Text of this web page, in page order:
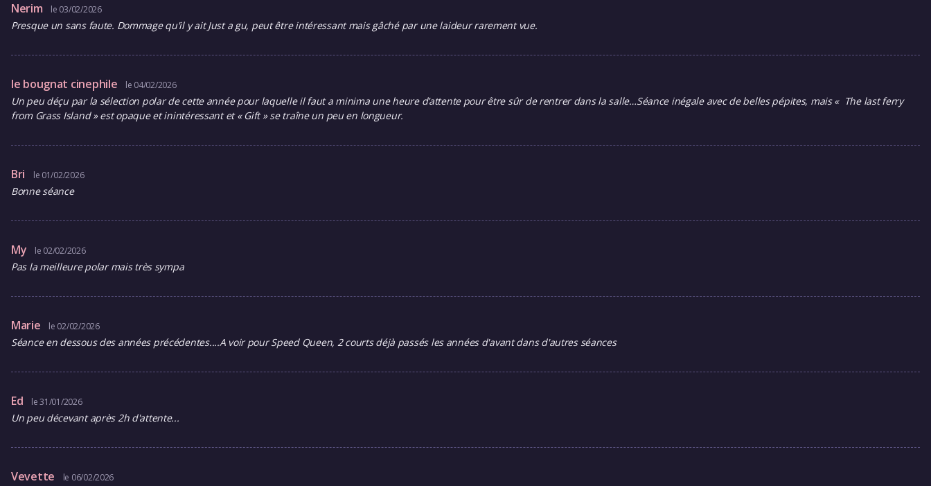
Nerim le 03/02/2026
Presque un sans faute. Dommage qu'il y ait Just a gu, peut être intéressant mais gâché par une laideur rarement vue.
le bougnat cinephile le 04/02/2026
Un peu déçu par la sélection polar de cette année pour laquelle il faut a minima une heure d’attente pour être sûr de rentrer dans la salle…Séance inégale avec de belles pépites, mais « The last ferry
from Grass Island » est opaque et inintéressant et « Gift » se traîne un peu en longueur.
Bri le 01/02/2026
Bonne séance
My le 02/02/2026
Pas la meilleure polar mais très sympa
Marie le 02/02/2026
Séance en dessous des années précédentes....A voir pour Speed Queen, 2 courts déjà passés les années d'avant dans d'autres séances
Ed le 31/01/2026
Un peu décevant après 2h d'attente...
Vevette le 06/02/2026